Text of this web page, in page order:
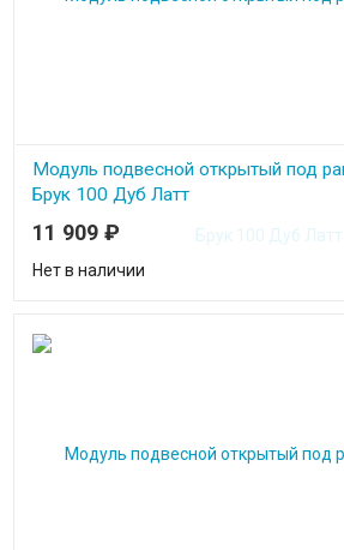
Модуль подвесной открытый под
Брук 100 Дуб Латт
11 909 ₽
Нет в наличии